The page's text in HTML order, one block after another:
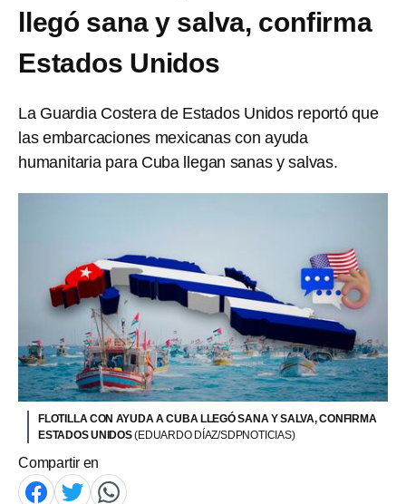
llegó sana y salva, confirma
Estados Unidos
La Guardia Costera de Estados Unidos reportó que
las embarcaciones mexicanas con ayuda
humanitaria para Cuba llegan sanas y salvas.
FLOTILLA CON AYUDA A CUBA LLEGÓ SANA Y SALVA, CONFIRMA
ESTADOS UNIDOS(EDUARDO DÍAZ/SDPNOTICIAS)
Compartir en